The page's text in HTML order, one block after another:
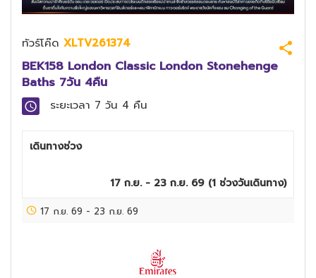
ทัวร์โค๊ด XLTV261374
BEK158 London Classic London Stonehenge
Baths 7วัน 4คืน
ระยะเวลา 7 วัน 4 คืน
เดินทางช่วง
17 ก.ย. - 23 ก.ย. 69 (1 ช่วงวันเดินทาง)
17 ก.ย. 69 - 23 ก.ย. 69